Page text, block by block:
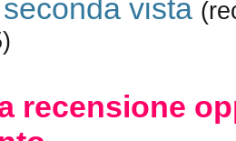
vista
recensione